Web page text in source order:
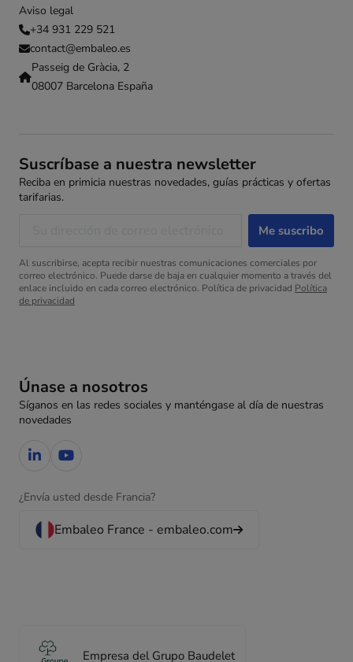
Aviso legal
+34 931 229 521
contact@embaleo.es
Passeig de Gràcia, 2
08007 Barcelona España
Únase a nosotros
Síganos en las redes sociales y manténgase al día de nuestras
novedades
¿Envía usted desde Francia?
Embaleo France - embaleo.com
Empresa del Grupo Baudelet
Suscríbase a nuestra newsletter
Reciba en primicia nuestras novedades, guías prácticas y ofertas
tarifarias.
Al suscribirse, acepta recibir nuestras comunicaciones comerciales por
correo electrónico. Puede darse de baja en cualquier momento a través del
enlace incluido en cada correo electrónico. Política de privacidad Política
de privacidad